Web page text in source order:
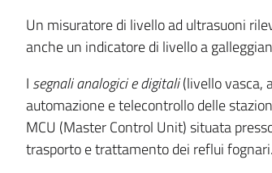
Un misuratore di livello ad ultrasuoni
anche un indicatore di livello a
I segnali analogici e digitali(livello vasca,
automazione e telecontrollo delle
MCU (Master Control Unit) situata
trasporto e trattamento dei reflui fognari.